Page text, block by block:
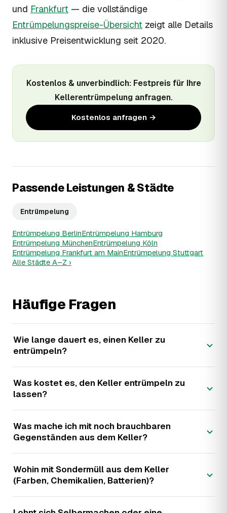
und Frankfurt — die vollständige
Entrümpelungspreise-Übersicht zeigt alle Details
inklusive Preisentwicklung seit 2020.
Kostenlos & unverbindlich: Festpreis für Ihre
Kellerentrümpelung anfragen.
Kostenlos anfragen →
Passende Leistungen & Städte
Entrümpelung
Entrümpelung BerlinEntrümpelung Hamburg
Entrümpelung MünchenEntrümpelung Köln
Entrümpelung Frankfurt am MainEntrümpelung Stuttgart
Alle Städte A–Z ›
Häufige Fragen
Wie lange dauert es, einen Keller zu
entrümpeln?
Was kostet es, den Keller entrümpeln zu
lassen?
Was mache ich mit noch brauchbaren
Gegenständen aus dem Keller?
Wohin mit Sondermüll aus dem Keller
(Farben, Chemikalien, Batterien)?